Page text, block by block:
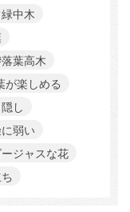
中木
葉高木
が楽しめる
し
弱い
ジャスな花